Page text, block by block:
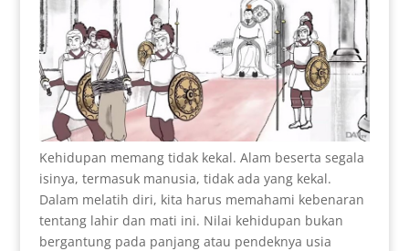
Kehidupan memang tidak kekal. Alam beserta segala
isinya, termasuk manusia, tidak ada yang kekal.
Dalam melatih diri, kita harus memahami kebenaran
tentang lahir dan mati ini. Nilai kehidupan bukan
bergantung pada panjang atau pendeknya usia